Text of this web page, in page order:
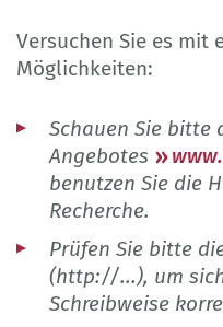
Versuchen Sie es mit
Möglichkeiten:
Schauen Sie bitte
Angebotes
benutzen Sie die
Recherche.
Prüfen Sie bitte
(http://...), um
Schreibweise